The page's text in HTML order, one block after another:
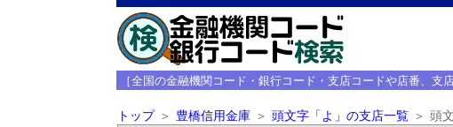
［全国の金融機関コード・銀行コード・支店コードや店番、支
トップ 豊橋信用金庫 頭文字「よ」の支店一覧 頭